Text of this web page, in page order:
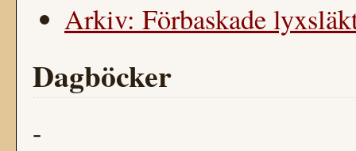
Arkiv: Förbaskade
Dagböcker
-